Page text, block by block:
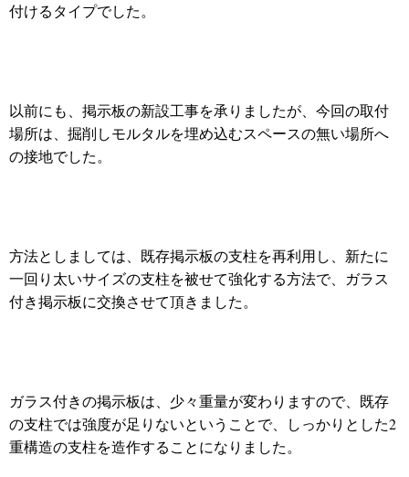
付けるタイプでした。
以前にも、掲示板の新設工事を承りましたが、今回の取付
場所は、掘削しモルタルを埋め込むスペースの無い場所へ
の接地でした。
方法としましては、既存掲示板の支柱を再利用し、新たに
一回り太いサイズの支柱を被せて強化する方法で、ガラス
付き掲示板に交換させて頂きました。
ガラス付きの掲示板は、少々重量が変わりますので、既存
の支柱では強度が足りないということで、しっかりとした2
重構造の支柱を造作することになりました。